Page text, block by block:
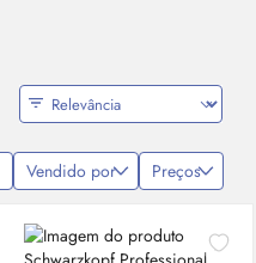
Vendido por Preços